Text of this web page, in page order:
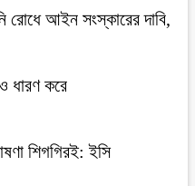
রোধে আইন সংস্কারের দাবি,
ধারণ করে
শিগগিরই: ইসি